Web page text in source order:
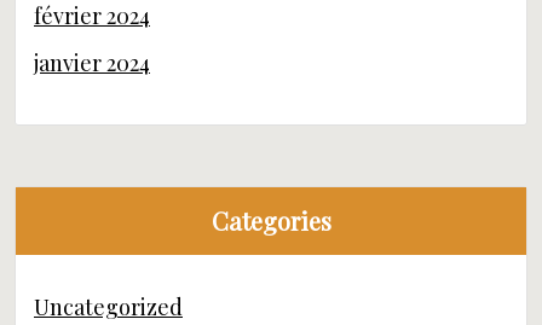
février 2024
janvier 2024
Categories
Uncategorized